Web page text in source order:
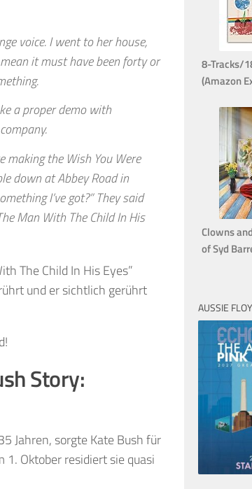
voice. I went to her house,
it must have been forty or
a proper demo with
the Wish You Were
down at Abbey Road in
I’ve got?” They said
Man With The Child In His
The Child In His Eyes”
und er sichtlich gerührt
Story:
Jahren, sorgte Kate Bush für
1. Oktober residiert sie quasi
8-Tracks/
(Amazon
Clowns
of Syd
AUSSIE